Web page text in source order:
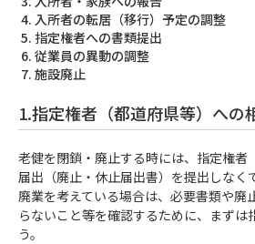
入所者の転居（移行）予定の調整
指定権者への書類提出
従業員の異動の調整
施設廃止
1.指定権者（都道府県等）への
老健を閉鎖・廃止する時には、指定権者
届出（廃止・休止届出書）を提出しなく
廃業を考えている場合は、必要書類や廃
らないこと等を確認するために、まずは
う。